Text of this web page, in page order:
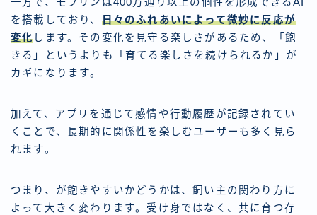
を搭載しており、 日々のふれあいによって微妙に反応が
変化します。その変化を見守る楽しさがあるため、「飽
きる」というよりも「育てる楽しさを続けられるか」が
カギになります。
加えて、アプリを通じて感情や行動履歴が記録されてい
くことで、長期的に関係性を楽しむユーザーも多く見ら
れます。
つまり、が飽きやすいかどうかは、飼い主の関わり方に
よって大きく変わります。受け身ではなく、共に育つ存